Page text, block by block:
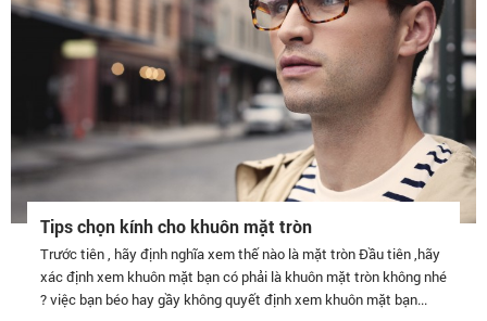
Tips chọn kính cho khuôn mặt tròn
Trước tiên , hãy định nghĩa xem thế nào là mặt tròn Đầu tiên ,hãy
xác định xem khuôn mặt bạn có phải là khuôn mặt tròn không nhé
? việc bạn béo hay gầy không quyết định xem khuôn mặt bạn...